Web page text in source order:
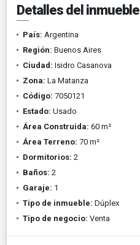
Detalles del inmueble
País: Argentina
Región: Buenos Aires
Ciudad: Isidro Casanova
Zona: La Matanza
Código: 7050121
Estado: Usado
Área Construida: 60 m²
Área Terreno: 70 m²
Dormitorios: 2
Baños: 2
Garaje: 1
Tipo de inmueble: Dúplex
Tipo de negocio: Venta